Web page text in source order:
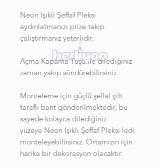
Neon Işıklı Şeffaf Pleksi
aydınlatmanızı prize takıp
çalıştırmanız yeterlidir.
Açma Kapama Tuşu ile dilediğiniz
zaman yakıp söndürebilirsiniz.
Monteleme için güçlü şeffaf çift
taraflı bant gönderilmektedir, bu
sayede kolayca dilediğiniz
yüzeye Neon Işıklı Şeffaf Pleksi ledi
monteleyebilirsiniz. Ortamızın için
harika bir dekorasyon olacaktır.